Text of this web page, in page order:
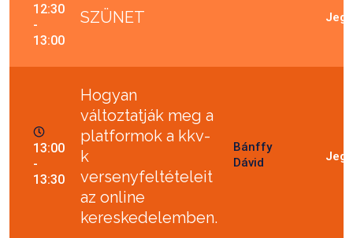
12:30
-
13:00
SZÜNET
13:00
-
13:30
Hogyan
változtatják meg a
platformok a kkv-
k
versenyfeltételeit
az online
kereskedelemben.
Bánffy
Dávid